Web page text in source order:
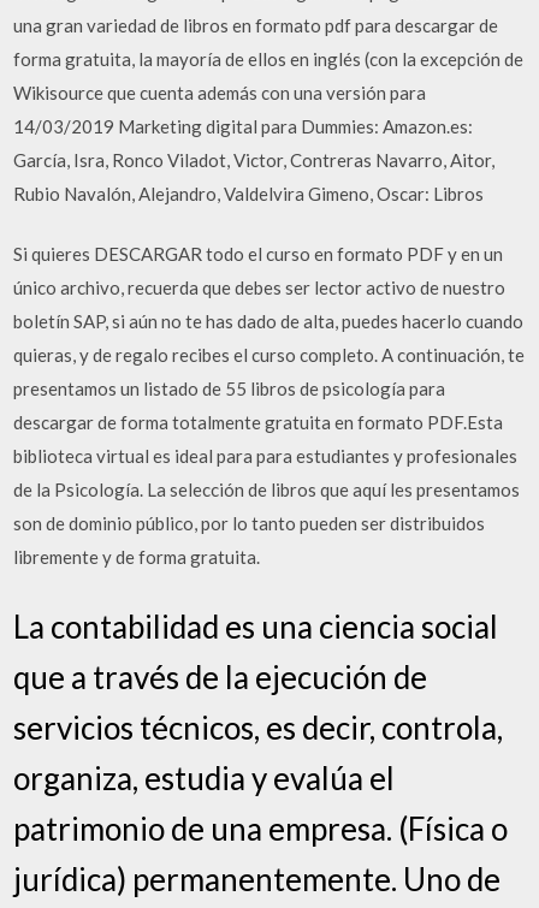
una gran variedad de libros en formato pdf para descargar de
forma gratuita, la mayoría de ellos en inglés (con la excepción de
Wikisource que cuenta además con una versión para
14/03/2019 Marketing digital para Dummies: Amazon.es:
García, Isra, Ronco Viladot, Victor, Contreras Navarro, Aitor,
Rubio Navalón, Alejandro, Valdelvira Gimeno, Oscar: Libros
Si quieres DESCARGAR todo el curso en formato PDF y en un
único archivo, recuerda que debes ser lector activo de nuestro
boletín SAP, si aún no te has dado de alta, puedes hacerlo cuando
quieras, y de regalo recibes el curso completo. A continuación, te
presentamos un listado de 55 libros de psicología para
descargar de forma totalmente gratuita en formato PDF.Esta
biblioteca virtual es ideal para para estudiantes y profesionales
de la Psicología. La selección de libros que aquí les presentamos
son de dominio público, por lo tanto pueden ser distribuidos
libremente y de forma gratuita.
La contabilidad es una ciencia social
que a través de la ejecución de
servicios técnicos, es decir, controla,
organiza, estudia y evalúa el
patrimonio de una empresa. (Física o
jurídica) permanentemente. Uno de